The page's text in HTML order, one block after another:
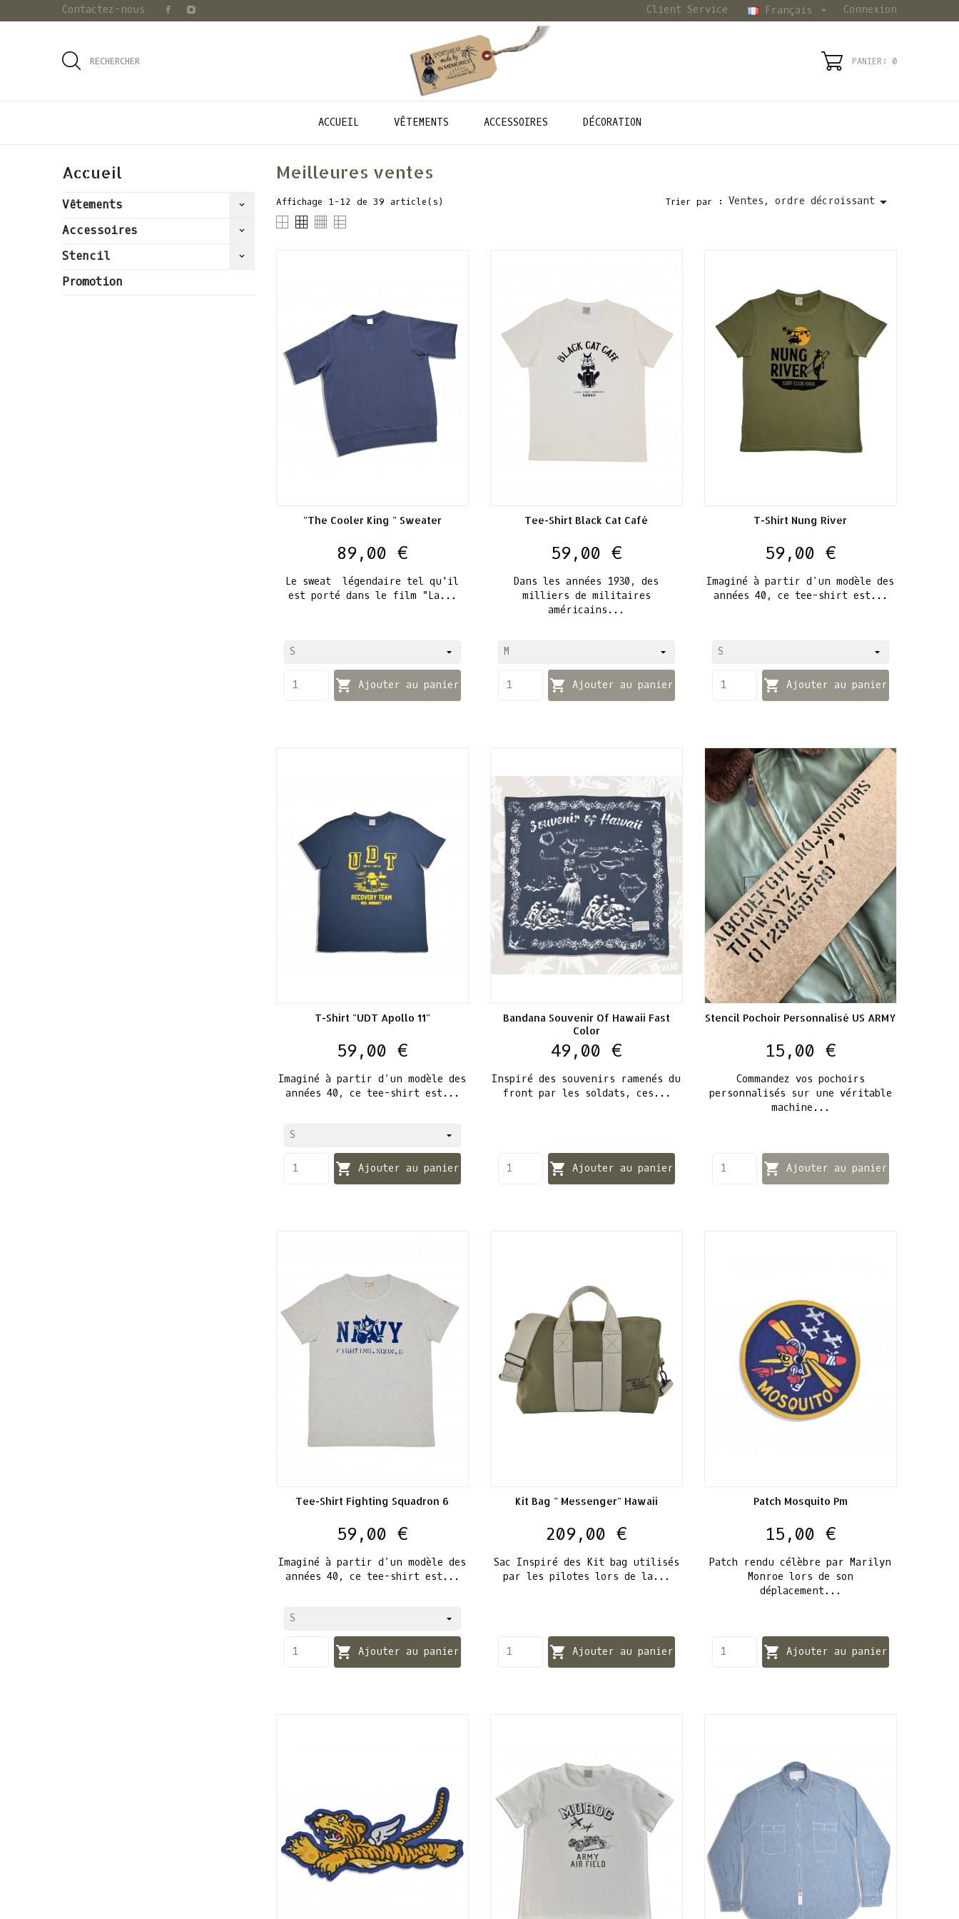
Contactez-nous Client Service Français  Connexion
RECHERCHER PANIER: 0
ACCUEIL VÊTEMENTS ACCESSOIRES DÉCORATION
Accueil
Vêtements keyboard_arrow_down
Accessoires keyboard_arrow_down
Stencil keyboard_arrow_down
Promotion
Meilleures ventes
Affichage 1-12 de 39 article(s) Trier par : Ventes, ordre décroissant 
"The Cooler King " Sweater
Prix
89,00 €
Le sweat légendaire tel qu'il
est porté dans le film "La...
 Ajouter au panier
Tee-Shirt Black Cat Café
Prix
59,00 €
Dans les années 1930, des
milliers de militaires
américains...
 Ajouter au panier
T-Shirt Nung River
Prix
59,00 €
Imaginé à partir d’un modèle des
années 40, ce tee-shirt est...
 Ajouter au panier
T-Shirt "UDT Apollo 11"
Prix
59,00 €
Imaginé à partir d’un modèle des
années 40, ce tee-shirt est...
 Ajouter au panier
Bandana Souvenir Of Hawaii Fast
Color
Prix
49,00 €
Inspiré des souvenirs ramenés du
front par les soldats, ces...
 Ajouter au panier
Stencil Pochoir Personnalisé US ARMY
Prix
15,00 €
Commandez vos pochoirs
personnalisés sur une véritable
machine...
 Ajouter au panier
Tee-Shirt Fighting Squadron 6
Prix
59,00 €
Imaginé à partir d’un modèle des
années 40, ce tee-shirt est...
 Ajouter au panier
Kit Bag " Messenger" Hawaii
Prix
209,00 €
Sac Inspiré des Kit bag utilisés
par les pilotes lors de la...
 Ajouter au panier
Patch Mosquito Pm
Prix
15,00 €
Patch rendu célèbre par Marilyn
Monroe lors de son
déplacement...
 Ajouter au panier